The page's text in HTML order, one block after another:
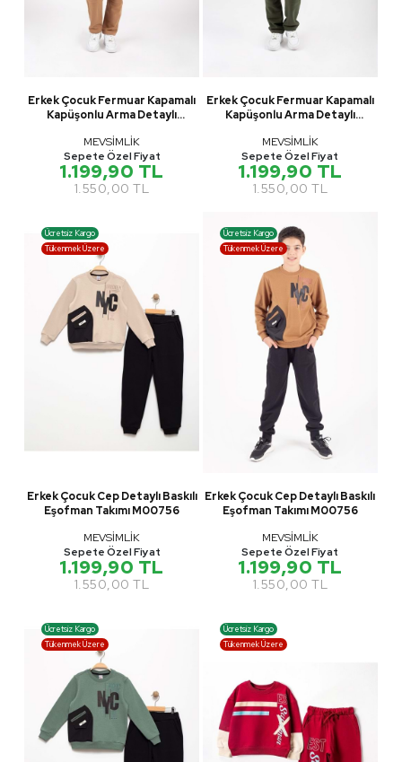
Erkek Çocuk Fermuar Kapamalı
Kapüşonlu Arma Detaylı
MEVSİMLİK
Sepete Özel Fiyat
1.199,90 TL
1.550,00 TL
Erkek Çocuk Fermuar Kapamalı
Kapüşonlu Arma Detaylı
MEVSİMLİK
Sepete Özel Fiyat
1.199,90 TL
1.550,00 TL
Ücretsiz Kargo
Tükenmek Üzere
Erkek Çocuk Cep Detaylı Baskılı
Eşofman Takımı M00756
MEVSİMLİK
Sepete Özel Fiyat
1.199,90 TL
1.550,00 TL
Ücretsiz Kargo
Tükenmek Üzere
Erkek Çocuk Cep Detaylı Baskılı
Eşofman Takımı M00756
MEVSİMLİK
Sepete Özel Fiyat
1.199,90 TL
1.550,00 TL
Ücretsiz Kargo
Tükenmek Üzere
Ücretsiz Kargo
Tükenmek Üzere